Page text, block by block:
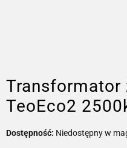
Transformator
TeoEco2
Dostępność: Niedostępny w